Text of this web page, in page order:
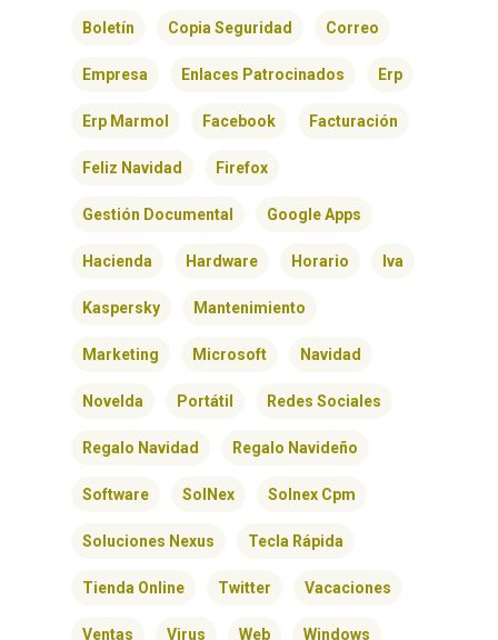
Boletín Copia Seguridad Correo
Empresa Enlaces Patrocinados Erp
Erp Marmol Facebook Facturación
Feliz Navidad Firefox
Gestión Documental Google Apps
Hacienda Hardware Horario Iva
Kaspersky Mantenimiento
Marketing Microsoft Navidad
Novelda Portátil Redes Sociales
Regalo Navidad Regalo Navideño
Software SolNex Solnex Cpm
Soluciones Nexus Tecla Rápida
Tienda Online Twitter Vacaciones
Ventas Virus Web Windows
BLOG
CONTACTO